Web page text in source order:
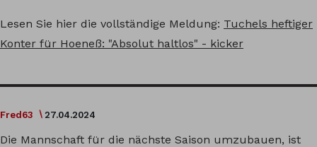
Lesen Sie hier die vollständige Meldung: Tuchels heftiger
Konter für Hoeneß: "Absolut haltlos" - kicker
Fred63 27.04.2024
Die Mannschaft für die nächste Saison umzubauen, ist